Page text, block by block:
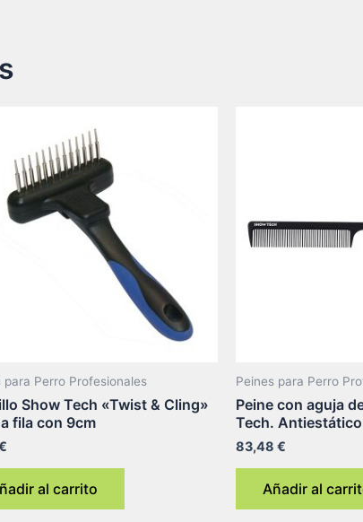
para Perro Profesionales
Show Tech «Twist & Cling»
fila con 9cm
al carrito
Peines para Perro
Peine con aguja
Tech.
83,48 €
Añadir al